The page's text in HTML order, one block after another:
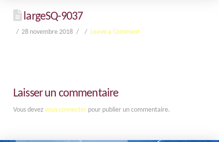
largeSQ-9037
28 novembre 2018 Leave a Comment
Laisser un commentaire
Vous devez vous connecterpour publier un commentaire.